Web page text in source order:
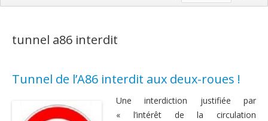
Forum
Rejoins nous
tunnel a86 interdit
Tunnel de l’A86 interdit aux deux-roues !
Une interdiction justifiée par
« l’intérêt de la circulation